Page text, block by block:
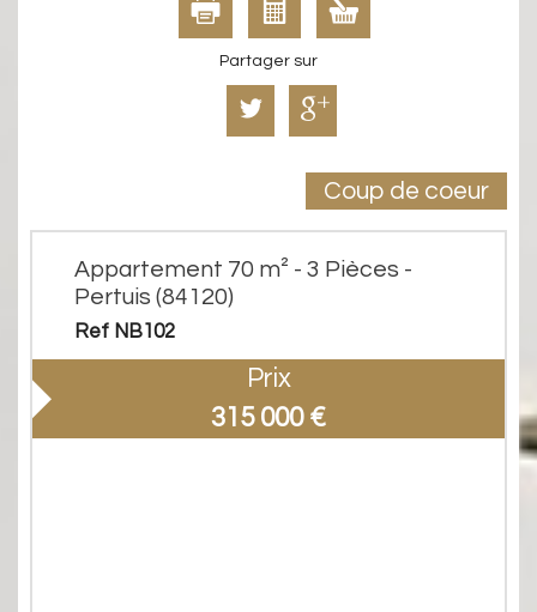
Partager sur
Coup de coeur
Appartement 70 m² - 3 Pièces -
Pertuis (84120)
Ref NB102
Prix
315 000 €